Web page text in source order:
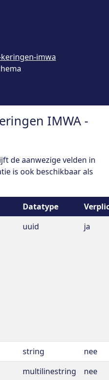
imwa
IMWA -
de aanwezige velden in
is ook beschikbaar als
Datatype
uuid ja
string
nee
multilinestring
nee